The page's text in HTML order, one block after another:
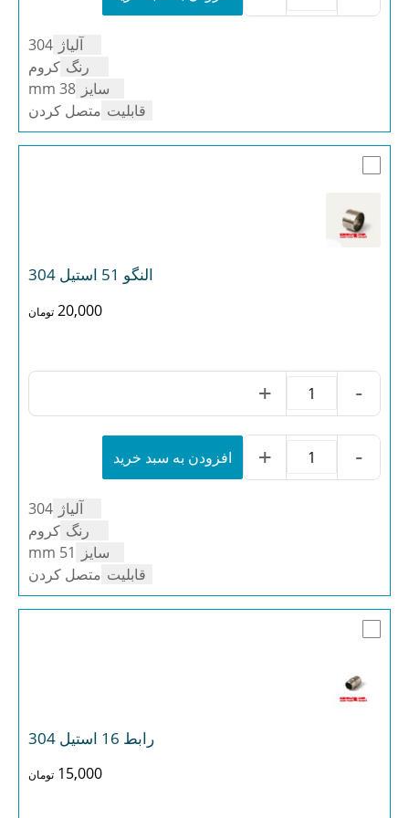
38
آلیاژ 304
رنگ کروم
سایز 38 mm
قابلیت متصل کردن
النگو 51 استیل 304
20,000 تومان
النگو
51
استیل
عدد
-
+
النگو
51
-
+ افزودن به سبد خرید
آلیاژ 304
رنگ کروم
سایز
51 mm
قابلیت متصل کردن
رابط 16 استیل 304
15,000 تومان